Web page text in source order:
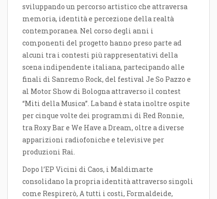
sviluppando un percorso artistico che attraversa
memoria, identità e percezione della realtà
contemporanea. Nel corso degli anni i
componenti del progetto hanno preso parte ad
alcuni tra i contesti più rappresentativi della
scena indipendente italiana, partecipando alle
finali di Sanremo Rock, del festival Je So Pazzo e
al Motor Show di Bologna attraverso il contest
“Miti della Musica”. La band è stata inoltre ospite
per cinque volte dei programmi di Red Ronnie,
tra Roxy Bar e We Have a Dream, oltre a diverse
apparizioni radiofoniche e televisive per
produzioni Rai.
Dopo l’EP Vicini di Caos, i Maldimarte
consolidano la propria identità attraverso singoli
come Respirerò, A tutti i costi, Formaldeide,